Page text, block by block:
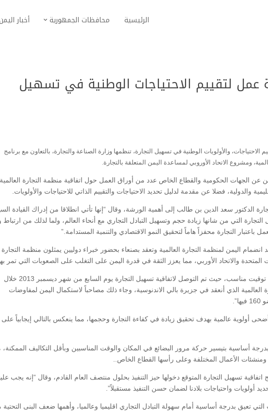
الرئيسية محافظات الجمهورية أخبار
عمل لتقييم الاحتياجات الوطنية في تسهيل
والأولويات الوطنية في تسهيل التجارة، تنظمها وزارة الصناعة والتجارة، بالتعاون مع برنامج
ومشروع الاتحاد الأوروبي لمساعدة اليمن المتعلقة بالتجارة.
عن الجهات الحكومية والقطاع الخاص عدد من أوراق العمل حول اتفاقية منظمة التجارة
والدولية، فضلا عن مقدمة لدليل تحديد الاحتياجات والتقييم الذاتي للاحتياجات والأولويات.
الدكتور سعد الدين بن طالب إلى أهمية الورشة، وقال “إنها تأتي انطلاقا من إدراك القيادة
التجارة التي من شانها زيادة حجم وتسهيل التبادل التجاري مع أنحاء العالم، ولما لذلك من ارتباط
التجارة محفزاً هاماً لتحقيق النمو الاقتصادي والتنمية المستدامة.”
انضمام اليمن لمنظمة التجارة العالمية وتعقد بصنعاء بحضور خبراء دوليين يمثلون منظمة التجارة
المتحدة والاتحاد الأوربي، مما يعزز الثقة في قدرة اليمن على التغلب على الصعوبات التي تمر
وتابع” كما يأتي انعقاد هذه الفعالية في توقيت مناسب، حيث تم التوصل لاتفاقية تسهيل التجارة يوم السابع من شهر ديسمبر 2013 خلال
العالمية الذي أنعقد في جزيرة بالي الاندنوسية، وجاء ذلك مصاحباً لاستكمال اليمن لمفاوضات
أولوية عالمية بهدف تحقيق زيادة في كفاءة التجارة وحجمها، مما ينعكس بالتالي إيجابياً على
أساسية بتيسير حركة مرور البضائع في المكان والوقت المناسبين وبأقل التكاليف الممكنة،
الأعمال المختلفة وعلى رأسها القطاع الخاص..
تسهيل التجارة المتوقع دخولها حيز التنفيذ بحلول منتصف العام القادم، وقال “إنه يجب
أولويات واحتياجات بلادنا لضمان حسن التنفيذ مستقبلاً”.
تعيق بدرجة أساسية أمام سهولة التبادل التجاري اقليميا وعالميا، وأهمها ضعف البنى